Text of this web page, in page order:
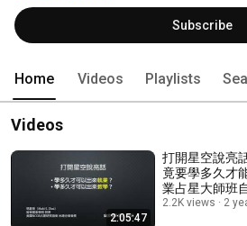
Subscribe
Home Videos Playlists
Videos
2:05:47
打開星空說亮
竟要學多久才
業占星大師班
必須自救的理
2.2K views 2